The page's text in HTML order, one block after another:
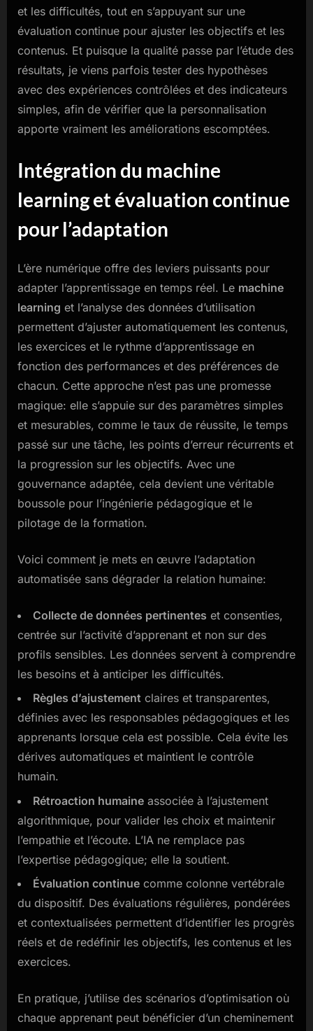
et les difficultés, tout en s’appuyant sur une
évaluation continue pour ajuster les objectifs et les
contenus. Et puisque la qualité passe par l’étude des
résultats, je viens parfois tester des hypothèses
avec des expériences contrôlées et des indicateurs
simples, afin de vérifier que la personnalisation
apporte vraiment les améliorations escomptées.
Intégration du machine
learning et évaluation continue
pour l’adaptation
L’ère numérique offre des leviers puissants pour
adapter l’apprentissage en temps réel. Le machine
learning et l’analyse des données d’utilisation
permettent d’ajuster automatiquement les contenus,
les exercices et le rythme d’apprentissage en
fonction des performances et des préférences de
chacun. Cette approche n’est pas une promesse
magique: elle s’appuie sur des paramètres simples
et mesurables, comme le taux de réussite, le temps
passé sur une tâche, les points d’erreur récurrents et
la progression sur les objectifs. Avec une
gouvernance adaptée, cela devient une véritable
boussole pour l’ingénierie pédagogique et le
pilotage de la formation.
Voici comment je mets en œuvre l’adaptation
automatisée sans dégrader la relation humaine:
Collecte de données pertinentes et consenties,
centrée sur l’activité d’apprenant et non sur des
profils sensibles. Les données servent à comprendre
les besoins et à anticiper les difficultés.
Règles d’ajustement claires et transparentes,
définies avec les responsables pédagogiques et les
apprenants lorsque cela est possible. Cela évite les
dérives automatiques et maintient le contrôle
humain.
Rétroaction humaine associée à l’ajustement
algorithmique, pour valider les choix et maintenir
l’empathie et l’écoute. L’IA ne remplace pas
l’expertise pédagogique; elle la soutient.
Évaluation continue comme colonne vertébrale
du dispositif. Des évaluations régulières, pondérées
et contextualisées permettent d’identifier les progrès
réels et de redéfinir les objectifs, les contenus et les
exercices.
En pratique, j’utilise des scénarios d’optimisation où
chaque apprenant peut bénéficier d’un cheminement